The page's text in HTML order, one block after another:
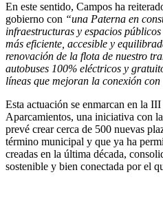
En este sentido, Campos ha
gobierno con “una Paterna en
infraestructuras y espacios
más eficiente, accesible y
renovación de la flota de nuestro
autobuses 100% eléctricos y
líneas que mejoran la conexión
Esta actuación se enmarcan en la
Aparcamientos, una iniciativa con
prevé crear cerca de 500 nuevas
término municipal y que ya ha
creadas en la última década,
sostenible y bien conectada por el